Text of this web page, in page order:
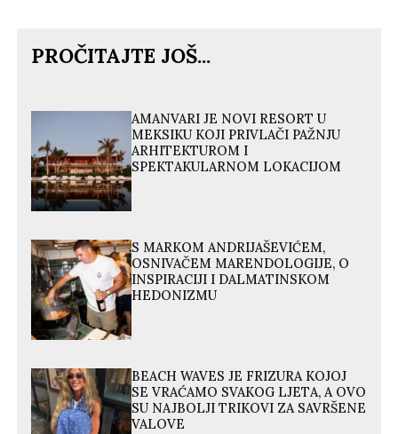
PROČITAJTE JOŠ...
AMANVARI JE NOVI RESORT U
MEKSIKU KOJI PRIVLAČI PAŽNJU
ARHITEKTUROM I
SPEKTAKULARNOM LOKACIJOM
S MARKOM ANDRIJAŠEVIĆEM,
OSNIVAČEM MARENDOLOGIJE, O
INSPIRACIJI I DALMATINSKOM
HEDONIZMU
BEACH WAVES JE FRIZURA KOJOJ
SE VRAĆAMO SVAKOG LJETA, A OVO
SU NAJBOLJI TRIKOVI ZA SAVRŠENE
VALOVE